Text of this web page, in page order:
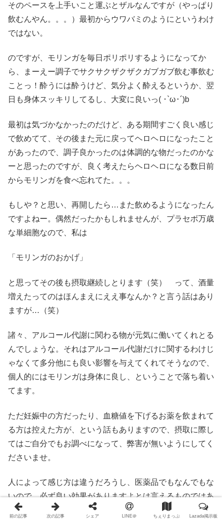
そのペースを上手いこと運ぶとザルなんですが（やっぱり
飲むんやん。。。）最初からウワバミのようにというわけ
ではない。
のですが、モリンガを毎日ポリポリするようになってか
ら、まーえー調子でサクサクザクザクガブガブ飲む事飲む
ことっ！酔うには酔うけど、気分よく酔えるというか、翌
日も身体スッキリしてるし、大変に良いっ( ･`ω･´)b
最初は気づかなかったのだけど、ある期間すごく良い感じ
で飲めてて、その後また元に戻ってヘロヘロになったこと
があったので、調子良かったのは体調的な物だったのかな
ーと思ったのですが、良く考えたらヘロヘロになる数日前
からモリンガを食べ忘れてた。。。
もしや？と思い、再開したら…また飲めるようになったん
ですよねー。偶然だったかもしれませんが、プラセボ万歳
な単細胞なので、私は
「モリンガのおかげ」
と思ってその後も摂取継続しとります（笑） って、酒量
増えたってのはほんまえにええ事なんか？と言う話はあり
ますが…（笑）
諸々、アルコール代謝に関わる物が元気に働いてくれとる
んでしょうな。それはアルコール代謝だけに関するわけじ
ゃなくて多分他にも良い影響を与えてくれてそうなので、
個人的にはモリンガは身体に良し、ということで落ち着い
てます。
ただ妊娠中の方だったり、血糖値を下げるお薬を飲まれて
る方は控えた方が、という話もありますので、摂取に際し
てはご自分でもお調べになって、弊害が無いようにしてく
ださいませ。
人によって感じ方は違うだろうし、医薬品でもなんでもな
いので、必ず良い効果がありますよとは言えるものではあ
りませんが、なんし、日本で買ったら２倍3倍、ヘタした
前の記事 次の記事 シェア LINE＠ ちぇりまっぷ Lazada掲示板